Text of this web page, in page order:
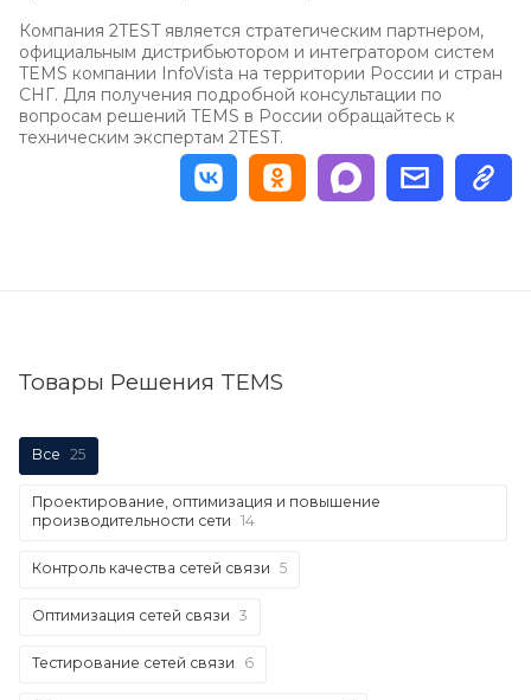
Компания 2TEST является стратегическим партнером,
официальным дистрибьютором и интегратором систем
TEMS компании InfoVista на территории России и стран
СНГ. Для получения подробной консультации по
вопросам решений TEMS в России обращайтесь к
техническим экспертам 2TEST.
Товары Решения TEMS
Все 25
Проектирование, оптимизация и повышение
производительности сети 14
Контроль качества сетей связи 5
Оптимизация сетей связи 3
Тестирование сетей связи 6